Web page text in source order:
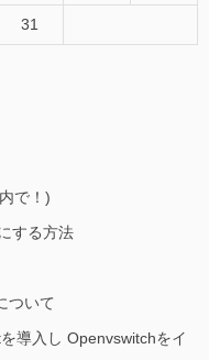
31
で！)
する方法
ついて
導入し Openvswitchをイ